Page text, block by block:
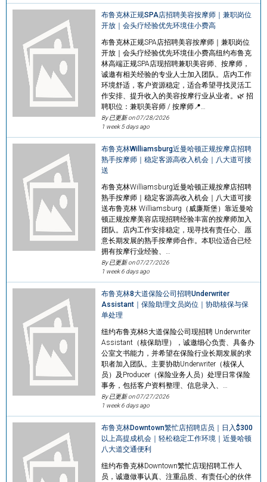
布鲁克林正规SPA店招聘美容按摩师｜兼职岗位
开放｜会头疗经验优先环境佳小费高
布鲁克林正规SPA店招聘美容按摩师｜兼职岗位
开放｜会头疗经验优先环境佳小费高纽约布鲁克
林高端正规SPA店现招聘兼职美容师、按摩师，
诚邀有相关经验的专业人士加入团队。店内工作
环境舒适，客户资源稳定，适合希望寻找灵活工
作安排、提升收入的美容按摩行业从业者。🌿 招
聘职位：兼职美容师 / 按摩师📍…
By 已更新 on07/28/2026
1 week 5 days ago
布鲁克林Williamsburg近曼哈顿正规按摩店招聘
熟手按摩师｜稳定客源高收入机会｜八大道可接
送
布鲁克林Williamsburg近曼哈顿正规按摩店招聘
熟手按摩师｜稳定客源高收入机会｜八大道可接
送布鲁克林 Williamsburg（威廉斯堡）靠近曼哈
顿正规按摩美容店现招聘经验丰富的按摩师加入
团队。店内工作安排稳定，现寻找有责任心、愿
意长期发展的熟手按摩师合作。本职位适合已经
拥有按摩行业经验、…
By 已更新 on07/27/2026
1 week 6 days ago
布鲁克林8大道保险公司招聘Underwriter
Assistant｜保险助理文员岗位｜协助核保与保
单处理
纽约布鲁克林8大道保险公司现招聘 Underwriter
Assistant（核保助理），诚邀细心负责、具备办
公室文书能力，并希望在保险行业长期发展的求
职者加入团队。主要协助Underwriter（核保人
员）及Producer（保险业务人员）处理日常保险
事务，包括客户资料整理、信息录入、…
By 已更新 on07/27/2026
1 week 6 days ago
布鲁克林Downtown繁忙店招聘店员｜日入$300
以上高提成机会｜轻松稳定工作环境｜近曼哈顿
八大道交通便利
纽约布鲁克林Downtown繁忙店现招聘工作人
员，诚邀做事认真、注重品质、有责任心的伙伴